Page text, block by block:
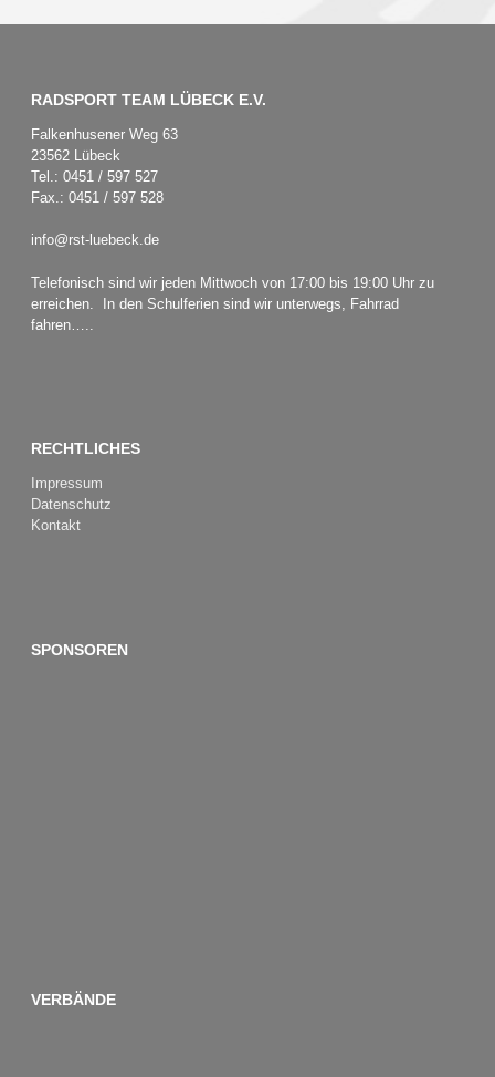
RADSPORT TEAM LÜBECK E.V.
Falkenhusener Weg 63
23562 Lübeck
Tel.: 0451 / 597 527
Fax.: 0451 / 597 528
info@rst-luebeck.de
Telefonisch sind wir jeden Mittwoch von 17:00 bis 19:00 Uhr zu
erreichen. In den Schulferien sind wir unterwegs, Fahrrad
fahren…..
RECHTLICHES
Impressum
Datenschutz
Kontakt
SPONSOREN
VERBÄNDE